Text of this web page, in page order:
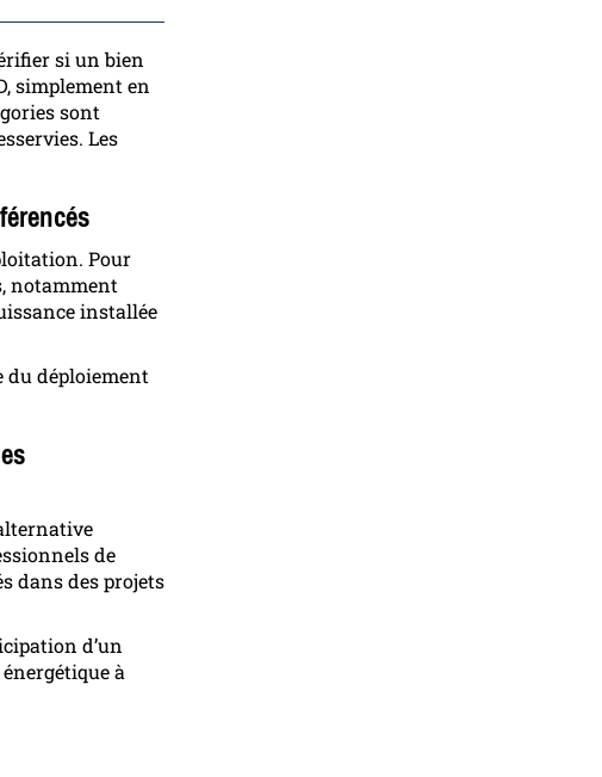
si un bien
simplement en
sont
Les
Pour
notamment
installée
du déploiement
de
dans des projets
d’un
à